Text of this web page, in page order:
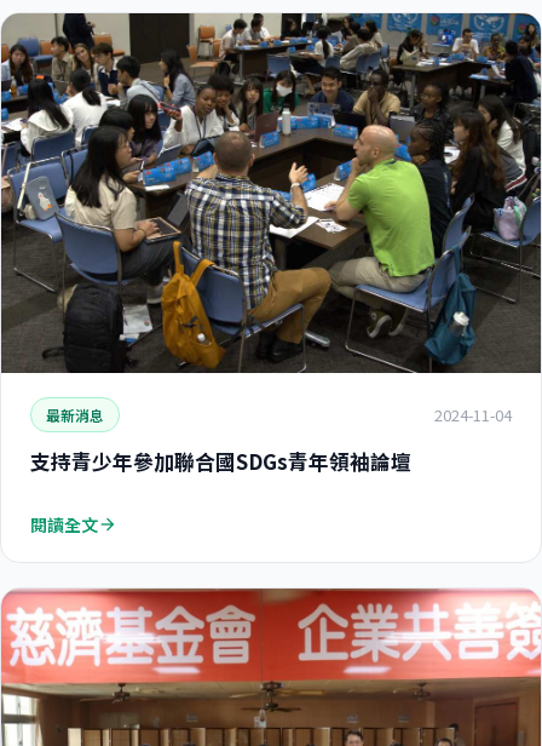
最新消息 2024-11-04
支持青少年參加聯合國SDGs青年領袖論壇
閱讀全文arrow_forward